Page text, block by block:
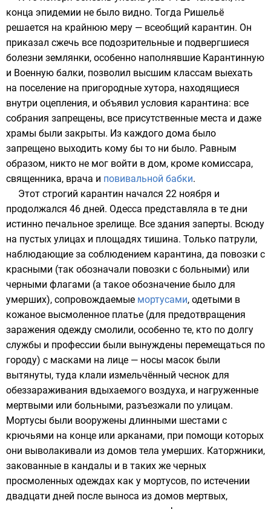
конца эпидемии не было видно. Тогда Ришельё
решается на крайнюю меру — всеобщий карантин. Он
приказал сжечь все подозрительные и подвергшиеся
болезни землянки, особенно наполнявшие Карантинную
и Военную балки, позволил высшим классам выехать
на поселение на пригородные хутора, находящиеся
внутри оцепления, и объявил условия карантина: все
собрания запрещены, все присутственные места и даже
храмы были закрыты. Из каждого дома было
запрещено выходить кому бы то ни было. Равным
образом, никто не мог войти в дом, кроме комиссара,
священника, врача и повивальной бабки.
Этот строгий карантин начался 22 ноября и
продолжался 46 дней. Одесса представляла в те дни
истинно печальное зрелище. Все здания заперты. Всюду
на пустых улицах и площадях тишина. Только патрули,
наблюдающие за соблюдением карантина, да повозки с
красными (так обозначали повозки с больными) или
черными флагами (а такое обозначение было для
умерших), сопровождаемые мортусами, одетыми в
кожаное высмоленное платье (для предотвращения
заражения одежду смолили, особенно те, кто по долгу
службы и профессии были вынуждены перемещаться по
городу) с масками на лице — носы масок были
вытянуты, туда клали измельчённый чеснок для
обеззараживания вдыхаемого воздуха, и нагруженные
мертвыми или больными, разъезжали по улицам.
Мортусы были вооружены длинными шестами с
крючьями на конце или арканами, при помощи которых
они выволакивали из домов тела умерших. Каторжники,
закованные в кандалы и в таких же черных
просмоленных одеждах как у мортусов, по истечении
двадцати дней после выноса из домов мертвых,